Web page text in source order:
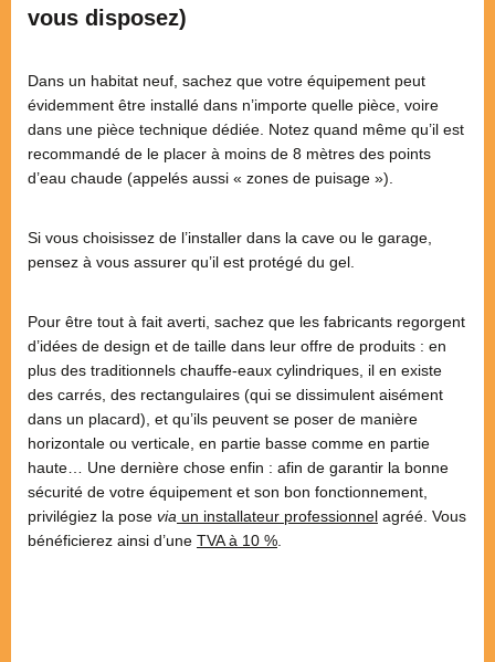
vous disposez)
Dans un habitat neuf, sachez que votre équipement peut
évidemment être installé dans n’importe quelle pièce, voire
dans une pièce technique dédiée. Notez quand même qu’il est
recommandé de le placer à moins de 8 mètres des points
d’eau chaude (appelés aussi « zones de puisage »).
Si vous choisissez de l’installer dans la cave ou le garage,
pensez à vous assurer qu’il est protégé du gel.
Pour être tout à fait averti, sachez que les fabricants regorgent
d’idées de design et de taille dans leur offre de produits : en
plus des traditionnels chauffe-eaux cylindriques, il en existe
des carrés, des rectangulaires (qui se dissimulent aisément
dans un placard), et qu’ils peuvent se poser de manière
horizontale ou verticale, en partie basse comme en partie
haute… Une dernière chose enfin : afin de garantir la bonne
sécurité de votre équipement et son bon fonctionnement,
privilégiez la pose via un installateur professionnel agréé. Vous
bénéficierez ainsi d’une TVA à 10 %